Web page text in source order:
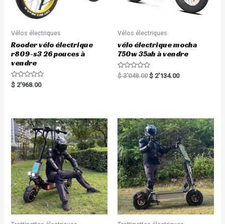
Vélos électriques
Rooder vélo électrique
r809-s3 26 pouces à
vendre
R
a
o
u
t
o
f
5
$ 2'968.00
Vélos électriques
vélo électrique mocha
750w 35ah à vendre
R
a
t
o
f
5
$3'048.00 $ 2'134.00